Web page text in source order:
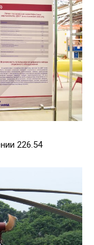
226.54